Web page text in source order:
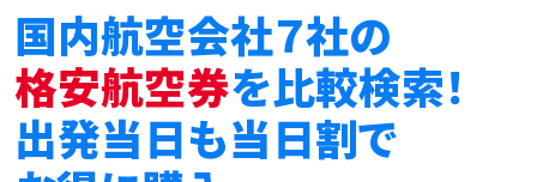
国内航空会社７社の
格安航空券を比較検索！
出発当日も当日割で